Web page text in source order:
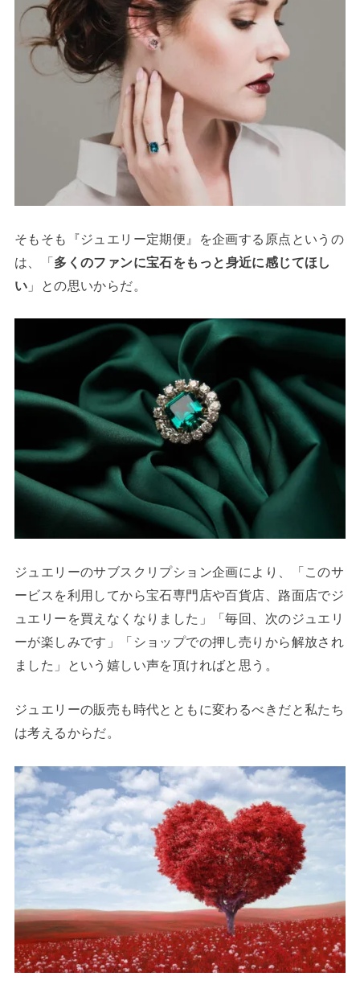
そもそも『ジュエリー定期便』を企画する原点というの
は、「多くのファンに宝石をもっと身近に感じてほし
い 」との思いからだ。
ジュエリーのサブスクリプション企画により、「このサ
ービスを利用してから宝石専門店や百貨店、路面店でジ
ュエリーを買えなくなりました」「毎回、次のジュエリ
ーが楽しみです」「ショップでの押し売りから解放され
ました」という嬉しい声を頂ければと思う。
ジュエリーの販売も時代とともに変わるべきだと私たち
は考えるからだ。